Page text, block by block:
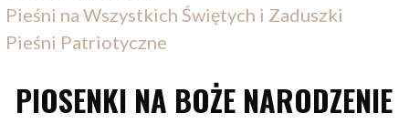
Pieśni na Wszystkich Świętych i Zaduszki
Pieśni Patriotyczne
PIOSENKI NA BOŻE NARODZENIE